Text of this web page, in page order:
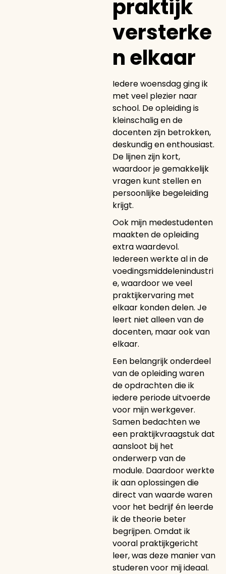
praktijk
versterke
n elkaar
Iedere woensdag ging ik
met veel plezier naar
school. De opleiding is
kleinschalig en de
docenten zijn betrokken,
deskundig en enthousiast.
De lijnen zijn kort,
waardoor je gemakkelijk
vragen kunt stellen en
persoonlijke begeleiding
krijgt.
Ook mijn medestudenten
maakten de opleiding
extra waardevol.
Iedereen werkte al in de
voedingsmiddelenindustri
e, waardoor we veel
praktijkervaring met
elkaar konden delen. Je
leert niet alleen van de
docenten, maar ook van
elkaar.
Een belangrijk onderdeel
van de opleiding waren
de opdrachten die ik
iedere periode uitvoerde
voor mijn werkgever.
Samen bedachten we
een praktijkvraagstuk dat
aansloot bij het
onderwerp van de
module. Daardoor werkte
ik aan oplossingen die
direct van waarde waren
voor het bedrijf én leerde
ik de theorie beter
begrijpen. Omdat ik
vooral praktijkgericht
leer, was deze manier van
studeren voor mij ideaal.